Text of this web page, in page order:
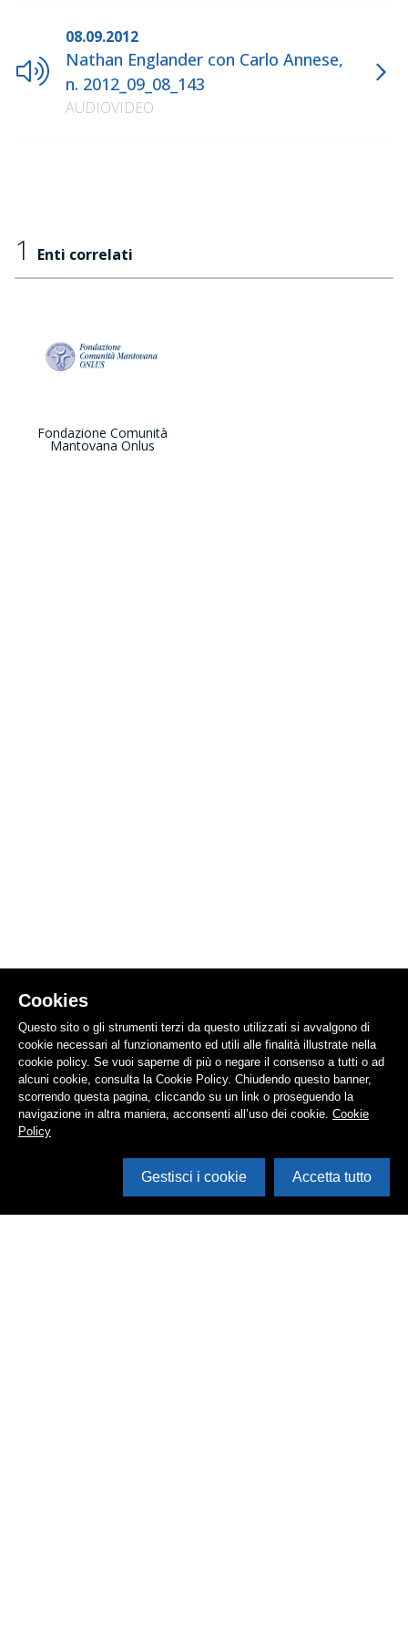
08.09.2012
Nathan Englander con Carlo Annese,
n. 2012_09_08_143
AUDIOVIDEO
1 Enti correlati
Fondazione Comunità
Mantovana Onlus
Cookies
Questo sito o gli strumenti terzi da questo utilizzati si avvalgono di
cookie necessari al funzionamento ed utili alle finalità illustrate nella
cookie policy. Se vuoi saperne di più o negare il consenso a tutti o ad
alcuni cookie, consulta la Cookie Policy. Chiudendo questo banner,
scorrendo questa pagina, cliccando su un link o proseguendo la
navigazione in altra maniera, acconsenti all’uso dei cookie. Cookie
Policy
Gestisci i cookie Accetta tutto